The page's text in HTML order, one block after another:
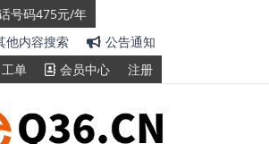
号码475元/年
他内容搜索
公告通知
工单 会员中心 注册